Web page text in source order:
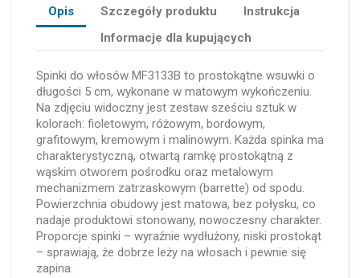
Opis Szczegóły produktu
Instrukcja
Informacje dla kupujących
Spinki do włosów MF3133B to prostokątne wsuwki o
długości 5 cm, wykonane w matowym wykończeniu.
Na zdjęciu widoczny jest zestaw sześciu sztuk w
kolorach: fioletowym, różowym, bordowym,
grafitowym, kremowym i malinowym. Każda spinka ma
charakterystyczną, otwartą ramkę prostokątną z
wąskim otworem pośrodku oraz metalowym
mechanizmem zatrzaskowym (barrette) od spodu.
Powierzchnia obudowy jest matowa, bez połysku, co
nadaje produktowi stonowany, nowoczesny charakter.
Proporcje spinki – wyraźnie wydłużony, niski prostokąt
– sprawiają, że dobrze leży na włosach i pewnie się
zapina.